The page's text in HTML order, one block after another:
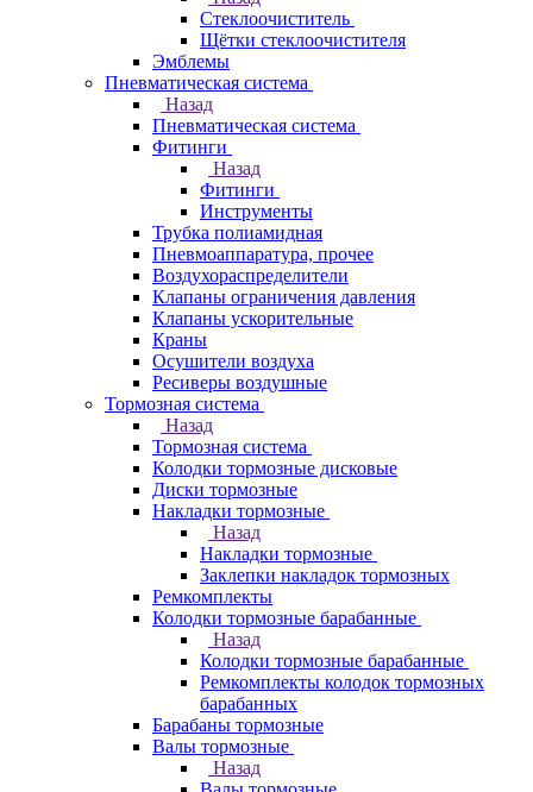
Стеклоочиститель
Щётки стеклоочистителя
Эмблемы
Пневматическая система
Назад
Пневматическая система
Фитинги
Назад
Фитинги
Инструменты
Трубка полиамидная
Пневмоаппаратура, прочее
Воздухораспределители
Клапаны ограничения давления
Клапаны ускорительные
Краны
Осушители воздуха
Ресиверы воздушные
Тормозная система
Назад
Тормозная система
Колодки тормозные дисковые
Диски тормозные
Накладки тормозные
Назад
Накладки тормозные
Заклепки накладок тормозных
Ремкомплекты
Колодки тормозные барабанные
Назад
Колодки тормозные барабанные
Ремкомплекты колодок тормозных
барабанных
Барабаны тормозные
Валы тормозные
Назад